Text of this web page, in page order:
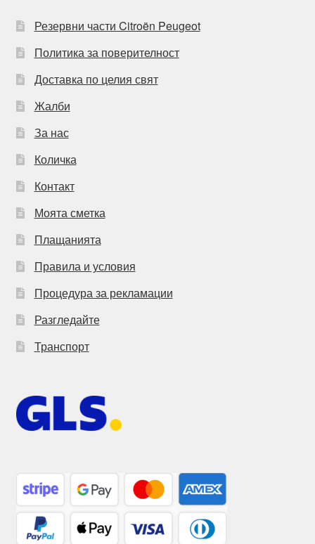
Резервни части Citroën Peugeot
Политика за поверителност
Доставка по целия свят
Жалби
За нас
Количка
Контакт
Моята сметка
Плащанията
Правила и условия
Процедура за рекламации
Разгледайте
Транспорт